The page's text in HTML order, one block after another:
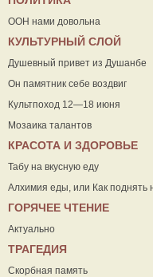
ООН нами довольна
КУЛЬТУРНЫЙ СЛОЙ
Душевный привет из Душанбе
Он памятник себе воздвиг
Культпоход 12—18 июня
Мозаика талантов
КРАСОТА И ЗДОРОВЬЕ
Табу на вкусную еду
Алхимия еды, или Как поднять
ГОРЯЧЕЕ ЧТЕНИЕ
Актуально
ТРАГЕДИЯ
Скорбная память